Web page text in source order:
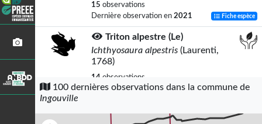
15 observations
Dernière observation en 2021 Fiche espèce
Triton alpestre (Le)
Ichthyosaura alpestris (Laurenti,
1768)
14 observations
Dernière observation en2021 Fiche espèce
100 dernières observations dans la commune de
Ingouville